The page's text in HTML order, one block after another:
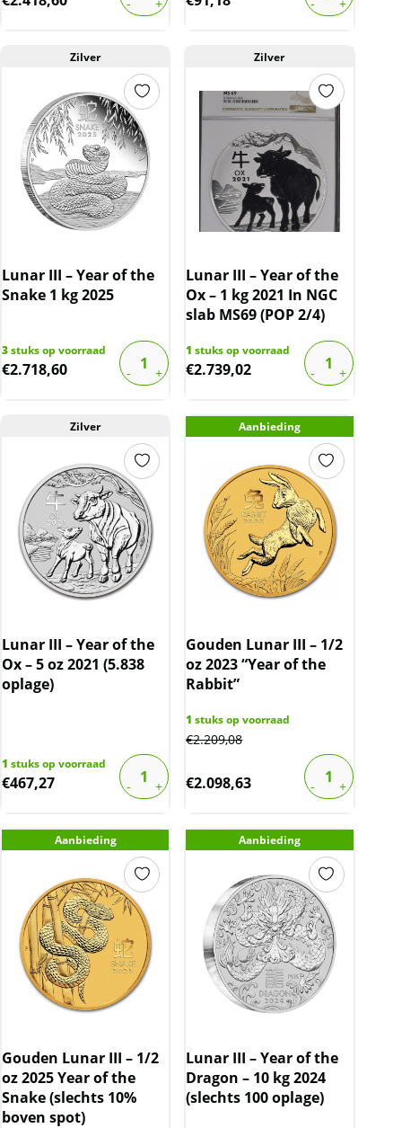
Zilver
Lunar III – Year of the
Snake 1 kg 2025
3stuks op voorraad
€2.718,60
Zilver
Lunar III – Year of the
Ox – 1 kg 2021 In NGC
slab MS69 (POP 2/4)
1 stuks op voorraad
€2.739,02
Zilver
Lunar III – Year of the
Ox – 5 oz 2021 (5.838
oplage)
1 stuks op voorraad
€467,27
Aanbieding
Gouden Lunar III – 1/2
oz 2023 “Year of the
Rabbit”
1 stuks op voorraad
€2.209,08
€2.098,63
Aanbieding
Gouden Lunar III – 1/2
oz 2025 Year of the
Snake (slechts 10%
boven spot)
Aanbieding
Lunar III – Year of the
Dragon – 10 kg 2024
(slechts 100 oplage)